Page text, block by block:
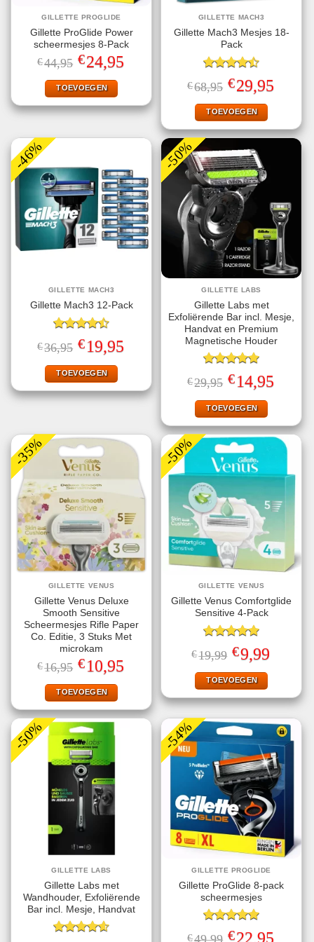
GILLETTE PROGLIDE
Gillette ProGlide Power
scheermesjes 8-Pack
€44,95 Oorspronkelijke
prijs
was:
€44,95.
€24,95prijs
TOEVOEGEN
GILLETTE MACH3
Gillette Mach3 Mesjes 18-
Pack
Gewaardeerd
4.50uit 5
€68,95 Oorspronkelijke
prijs
was:
€68,95.
€29,95prijs
TOEVOEGEN
-46%
GILLETTE MACH3
Gillette Mach3 12-Pack
Gewaardeerd
4.50uit 5
€36,95 Oorspronkelijke
prijs
was:
€36,95.
€19,95prijs
TOEVOEGEN
-50%
GILLETTE LABS
Gillette Labs met
Exfoliërende Bar incl. Mesje,
Handvat en Premium
Magnetische Houder
Gewaardeerd
5.00uit 5
€29,95 Oorspronkelijke
prijs
was:
€29,95.
€14,95prijs
TOEVOEGEN
-35%
GILLETTE VENUS
Gillette Venus Deluxe
Smooth Sensitive
Scheermesjes Rifle Paper
Co. Editie, 3 Stuks Met
microkam
€16,95 Oorspronkelijke
prijs
was:
€16,95.
€10,95prijs
TOEVOEGEN
-50%
GILLETTE VENUS
Gillette Venus Comfortglide
Sensitive 4-Pack
Gewaardeerd
5.00uit 5
€19,99 Oorspronkelijke
prijs
was:
€19,99.
€9,99Huidige
prijs
TOEVOEGEN
-50%
GILLETTE LABS
Gillette Labs met
Wandhouder, Exfoliërende
Bar incl. Mesje, Handvat
-54%
GILLETTE PROGLIDE
Gillette ProGlide 8-pack
scheermesjes
Gewaardeerd
€
Oorspronkelijke
€22,95